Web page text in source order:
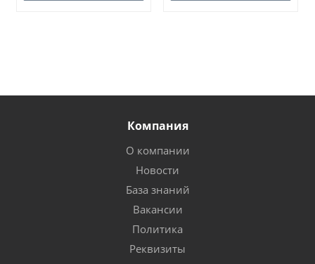
Компания
О компании
Новости
База знаний
Вакансии
Политика
Реквизиты